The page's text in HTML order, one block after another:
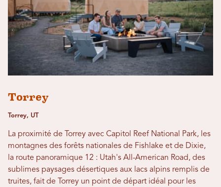
Torrey
Torrey, UT
La proximité de Torrey avec Capitol Reef National Park, les
montagnes des forêts nationales de Fishlake et de Dixie,
la route panoramique 12 : Utah's All-American Road, des
sublimes paysages désertiques aux lacs alpins remplis de
truites, fait de Torrey un point de départ idéal pour les